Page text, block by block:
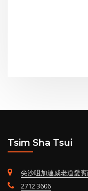
Tsim Sha Tsui
尖沙咀加連威老道愛
2712 3606